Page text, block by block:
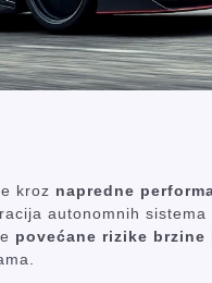
kroz napredne
autonomnih
povećane rizike